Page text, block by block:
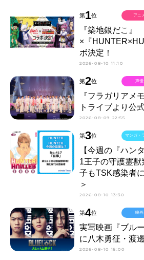
第1位
『築地銀だこ』
×『
ボ決定！
2026-08-10 11:10
アニ
第2位
『フラガリアメ
トライブより公
2026-08-09 22:55
声優
第3位
【今週の『ハン
1王子の守護霊
子もTSK感染者
＞
2026-08-10 13:30
マンガ・
第4位
実写映画『ブル
に八木勇征・渡
2026-08-10 15:00
映画